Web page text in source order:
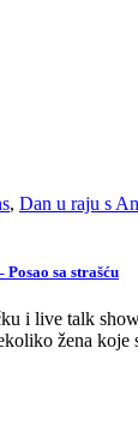
, Dan u raju s
Posao sa strašću
i live talk
žena koje